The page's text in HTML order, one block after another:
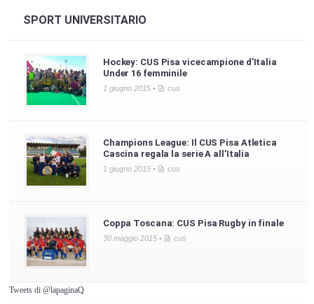
SPORT UNIVERSITARIO
Hockey: CUS Pisa vicecampione d’Italia
Under 16 femminile
1 giugno 2015 • cus
Champions League: Il CUS Pisa Atletica
Cascina regala la serie A all’Italia
1 giugno 2015 • cus
Coppa Toscana: CUS Pisa Rugby in finale
30 maggio 2015 • cus
Tweets di @lapaginaQ